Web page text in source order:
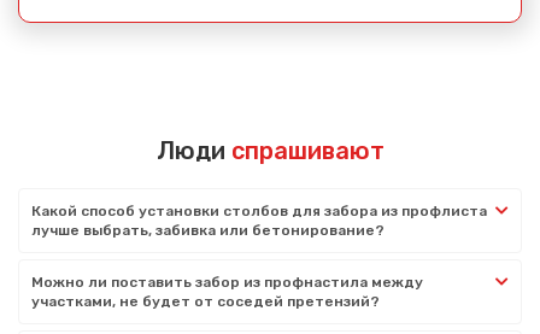
Люди спрашивают
Какой способ установки столбов для забора из профлиста
лучше выбрать, забивка или бетонирование?
Можно ли поставить забор из профнастила между
участками, не будет от соседей претензий?